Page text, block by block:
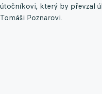
útočníkovi, který by převzal
Tomáši Poznarovi.